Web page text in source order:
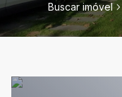
Buscar imóvel